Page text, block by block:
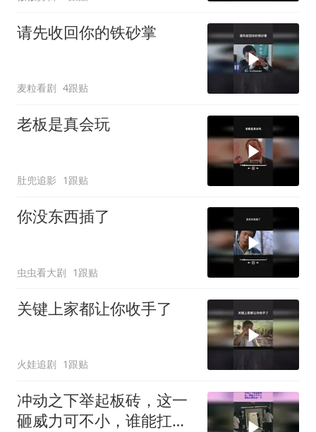
请先收回你的铁砂掌
麦粒看剧 4跟贴
老板是真会玩
肚兜追影 1跟贴
你没东西插了
虫虫看大剧 1跟贴
关键上家都让你收手了
火娃追剧 1跟贴
冲动之下举起板砖，这一
砸威力可不小，谁能扛得